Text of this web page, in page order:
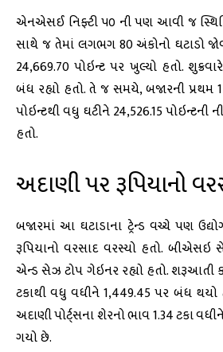
એનએસઈ નિફ્ટી ૫૦ ની પણ આવી જ
સાથે જ તેમાં લગભગ 80 અંકોનો ઘટાડો
24,669.70 પોઇન્ટ પર ખુલ્યો હતો.
બંધ રહ્યો હતો. તે જ સમયે, બજારની પ્રથમ
પોઇન્ટથી વધુ ઘટીને 24,526.15 પોઇન્ટની
હતો.
અદાણી પર રૂપિયાનો
બજારમાં આ ઘટાડાના ટ્રેન્ડ વચ્ચે પણ
રૂપિયાનો વરસાદ વરસ્યો હતો. બીએસઇ
એન્ડ સેઝ ટોપ ગેઇનર રહ્યો હતો. શરૂઆતી
ટકાથી વધુ વધીને 1,449.45 પર બંધ
અદાણી પોર્ટ્સના શેરનો ભાવ 1.34 ટકા
ગયો છે.